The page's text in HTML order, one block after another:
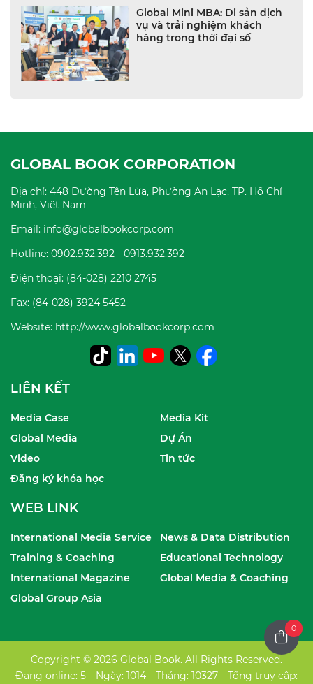
Global Mini MBA: Di sản dịch
vụ và trải nghiệm khách
hàng trong thời đại số
GLOBAL BOOK CORPORATION
Địa chỉ: 448 Đường Tên Lửa, Phường An Lạc, TP. Hồ Chí
Minh, Việt Nam
Email: info@globalbookcorp.com
Hotline: 0902.932.392 - 0913.932.392
Điện thoại: (84-028) 2210 2745
Fax: (84-028) 3924 5452
Website: http://www.globalbookcorp.com
LIÊN KẾT
Media Case
Media Kit
Global Media
Dự Án
Video
Tin tức
Đăng ký khóa học
WEB LINK
International Media Service
News & Data Distribution
Training & Coaching
Educational Technology
International Magazine
Global Media & Coaching
Global Group Asia
Copyright © 2026 Global Book. All Rights Reserved.
Đang online: 5
Ngày: 1014 Tháng: 10327
Tổng truy cập:
0